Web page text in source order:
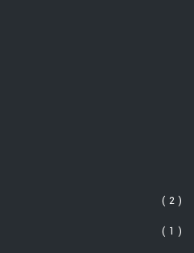
( 2 )
( 1 )